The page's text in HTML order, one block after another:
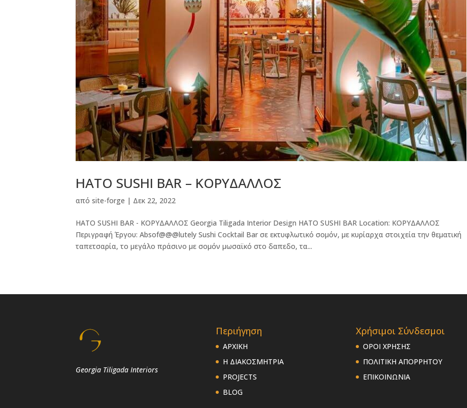
HATO SUSHI BAR – ΚΟΡΥΔΑΛΛΟΣ
απόsite-forge | Δεκ 22, 2022
HATO SUSHI BAR - ΚΟΡΥΔΑΛΛΟΣ Georgia Tiligada Interior Design HATO SUSHI BAR Location: ΚΟΡΥΔΑΛΛΟΣ
Περιγραφή Έργου: Absof@@@lutely Sushi Cocktail Bar σε εκτυφλωτικό σομόν, με κυρίαρχα στοιχεία την θεματική
ταπετσαρία, το μεγάλο πράσινο με σομόν μωσαϊκό στο δαπεδο, τα...
Georgia Tiligada Interiors
Περιήγηση
ΑΡΧΙΚΗ
Η ΔΙΑΚΟΣΜΗΤΡΙΑ
PROJECTS
BLOG
Χρήσιμοι Σύνδεσμοι
ΟΡΟΙ ΧΡΗΣΗΣ
ΠΟΛΙΤΙΚΗ ΑΠΟΡΡΗΤΟΥ
ΕΠΙΚΟΙΝΩΝΙΑ